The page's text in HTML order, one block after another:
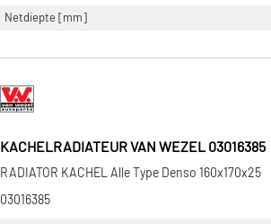
Netdiepte [mm]
KACHELRADIATEUR VAN WEZEL 03016385
RADIATOR KACHEL Alle Type Denso 160x170x25
03016385